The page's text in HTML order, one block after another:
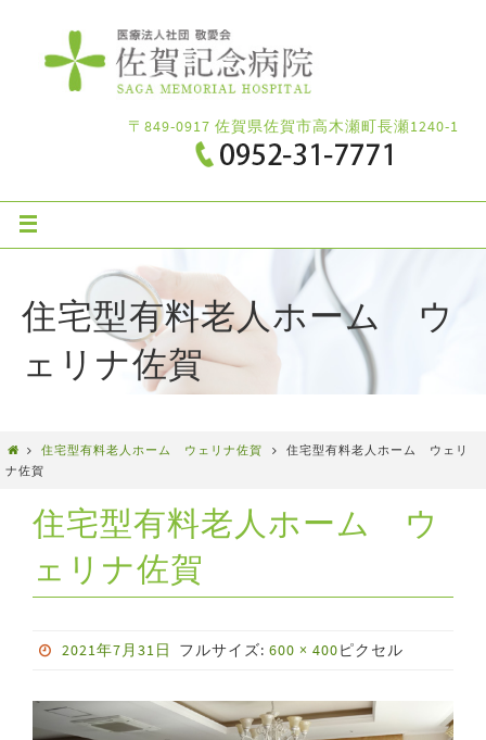
〒849-0917 佐賀県佐賀市高木瀬町長瀬1240-1
住宅型有料老人ホーム ウ
ェリナ佐賀
住宅型有料老人ホーム ウェリナ佐賀
住宅型有料老人ホーム ウェリ
ナ佐賀
住宅型有料老人ホーム ウ
ェリナ佐賀
2021年7月31日 フルサイズ:600 × 400ピクセル